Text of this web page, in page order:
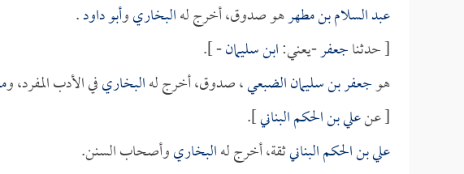
عبد السلام بن مطهرهو صدوق، أخرج لهالبخاريوأبو داود.
[ حدثناجعفر-يعني:ابن سليمان- ].
هوجعفر بن سليمان الضبعي، صدوق، أخرج لهالبخاريفي الأدب المفرد، و
[ عنعلي بن الحكم البناني].
علي بن الحكم البنانيثقة، أخرج لهالبخاريوأصحاب السنن.